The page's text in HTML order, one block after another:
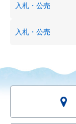
入札・公売
入札・公売